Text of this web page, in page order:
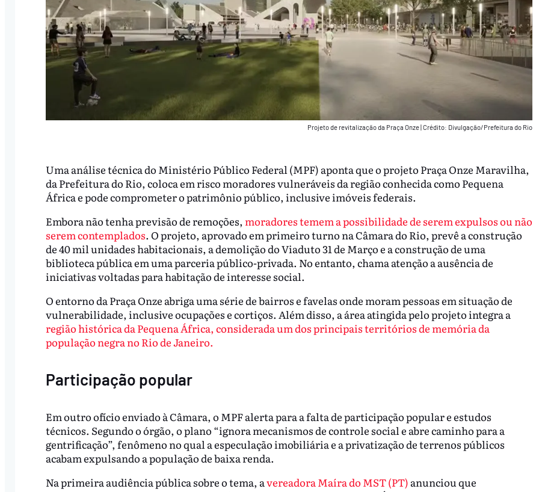
Projeto de revitalização da Praça Onze|Crédito: Divulgação/Prefeitura do Rio
Uma análise técnica do Ministério Público Federal (MPF) aponta que o projeto Praça Onze Maravilha,
da Prefeitura do Rio, coloca em risco moradores vulneráveis da região conhecida como Pequena
África e pode comprometer o patrimônio público, inclusive imóveis federais.
Embora não tenha previsão de remoções, moradores temem a possibilidade de serem expulsos ou não
serem contemplados. O projeto, aprovado em primeiro turno na Câmara do Rio, prevê a construção
de 40 mil unidades habitacionais, a demolição do Viaduto 31 de Março e a construção de uma
biblioteca pública em uma parceria público-privada. No entanto, chama atenção a ausência de
iniciativas voltadas para habitação de interesse social.
O entorno da Praça Onze abriga uma série de bairros e favelas onde moram pessoas em situação de
vulnerabilidade, inclusive ocupações e cortiços. Além disso, a área atingida pelo projeto integra a
região histórica da Pequena África, considerada um dos principais territórios de memória da
população negra no Rio de Janeiro.
Participação popular
Em outro ofício enviado à Câmara, o MPF alerta para a falta de participação popular e estudos
técnicos. Segundo o órgão, o plano “ignora mecanismos de controle social e abre caminho para a
gentrificação”, fenômeno no qual a especulação imobiliária e a privatização de terrenos públicos
acabam expulsando a população de baixa renda.
Na primeira audiência pública sobre o tema, avereadora Maíra do MST (PT) anunciou que